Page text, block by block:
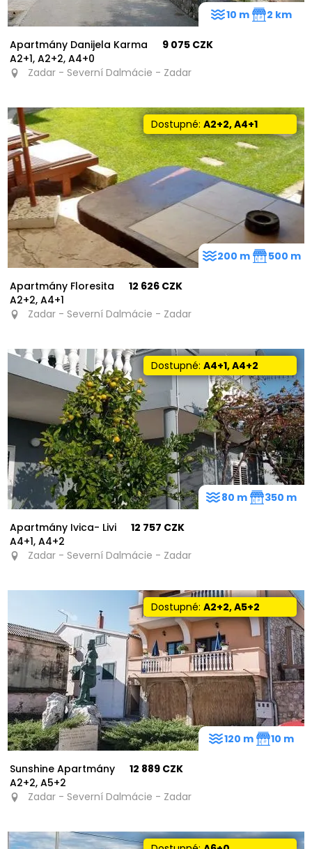
Apartmány Danijela Karma
A2+1, A2+2, A4+0
9 075 CZK
Zadar - Severní Dalmácie - Zadar
10 m 2 km
Dostupné:A2+2, A4+1
Apartmány Floresita
A2+2, A4+1
12 626 CZK
Zadar - Severní Dalmácie - Zadar
200 m 500 m
Dostupné:A4+1, A4+2
Apartmány Ivica- Livi
A4+1, A4+2
12 757 CZK
Zadar - Severní Dalmácie - Zadar
80 m 350 m
Dostupné:A2+2, A5+2
Sunshine Apartmány
A2+2, A5+2
12 889 CZK
Zadar - Severní Dalmácie - Zadar
120 m 10 m